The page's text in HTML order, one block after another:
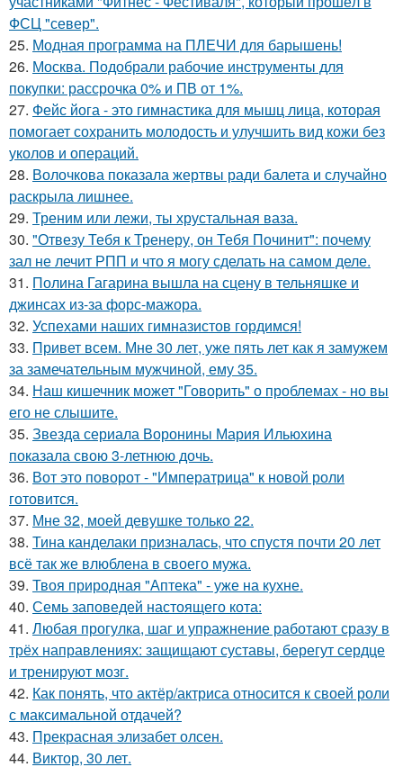
ФСЦ "север".
25. Модная программа на ПЛЕЧИ для барышень!
26. Москва. Подобрали рабочие инструменты для
покупки: рассрочка 0% и ПВ от 1%.
27. Фейс йога - это гимнастика для мышц лица, которая
помогает сохранить молодость и улучшить вид кожи без
уколов и операций.
28. Волочкова показала жертвы ради балета и случайно
раскрыла лишнее.
29. Треним или лежи, ты хрустальная ваза.
30. "Отвезу Тебя к Тренеру, он Тебя Починит": почему
зал не лечит РПП и что я могу сделать на самом деле.
31. Полина Гагарина вышла на сцену в тельняшке и
джинсах из-за форс-мажора.
32. Успехами наших гимназистов гордимся!
33. Привет всем. Мне 30 лет, уже пять лет как я замужем
за замечательным мужчиной, ему 35.
34. Наш кишечник может "Говорить" о проблемах - но вы
его не слышите.
35. Звезда сериала Воронины Мария Ильюхина
показала свою 3-летнюю дочь.
36. Вот это поворот - "Императрица" к новой роли
готовится.
37. Мне 32, моей девушке только 22.
38. Тина канделаки призналась, что спустя почти 20 лет
всё так же влюблена в своего мужа.
39. Твоя природная "Аптека" - уже на кухне.
40. Семь заповедей настоящего кота:
41. Любая прогулка, шаг и упражнение работают сразу в
трёх направлениях: защищают суставы, берегут сердце
и тренируют мозг.
42. Как понять, что актёр/актриса относится к своей роли
с максимальной отдачей?
43. Прекрасная элизабет олсен.
44. Виктор, 30 лет.